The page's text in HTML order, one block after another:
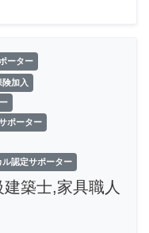
ーター
加入
ポーター
ル認定サポーター
築士,家具職人